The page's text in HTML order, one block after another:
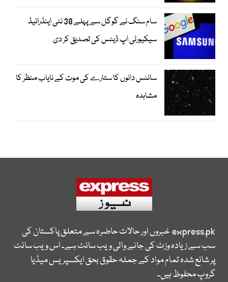
سام سنگ نے گوگل سے پہلے 38 نئی اینڈرائیڈ
سیکیورٹی اپ ڈیٹس کی تصدیق کر دی
سائنس دانوں کا ستارے کی موت کے نایاب منظر کا
مشاہدہ
express.pkخبروں اور حالات حاضرہ سے متعلق پاکستان کی
سب سے زیادہ وزٹ کی جانے والی ویب سائٹ ہے۔ اس ویب سائٹ
پر شائع شدہ تمام مواد کے جملہ حقوق بحق ایکسپریس میڈیا
گروپ محفوظ ہیں۔